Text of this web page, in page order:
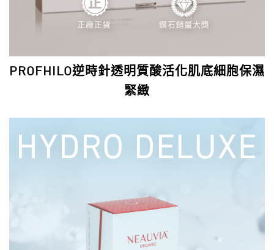
PROFHILO逆時針透明質酸活化肌底細胞保濕
緊緻